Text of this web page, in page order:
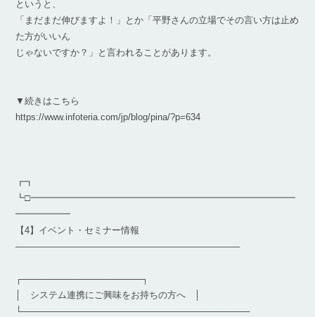
というと、
「まだまだ伸びますよ！」とか「平野さんの立場でその言い方は止め
た方がいいん
じゃないですか？」と言われることがあります。
▼続きはこちら
https://www.infoteria.com/jp/blog/pina/?p=634
┏┓
┗□━━━━━━━━━━━━━━━━━━━━━━━━━━━━━
━━━━━━
【4】イベント・セミナー情報
————————————————————————–
┌───────────────────┐
│ システム連携にご興味をお持ちの方へ │
└────────────────────────────────────